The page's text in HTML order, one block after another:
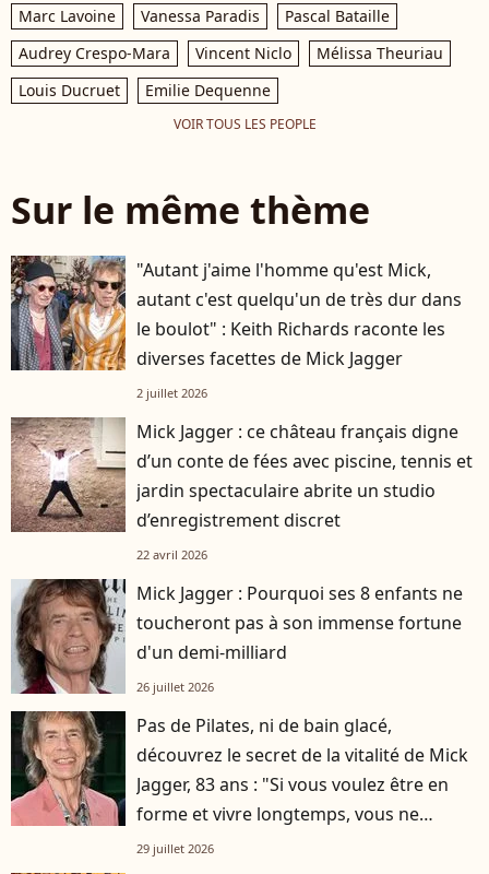
Marc Lavoine Vanessa Paradis
Pascal Bataille
Audrey Crespo-Mara
Vincent Niclo
Mélissa Theuriau
Louis Ducruet
Emilie Dequenne
VOIR TOUS LES PEOPLE
Sur le même thème
"Autant j'aime l'homme qu'est Mick,
autant c'est quelqu'un de très dur dans
le boulot" : Keith Richards raconte les
diverses facettes de Mick Jagger
2 juillet 2026
Mick Jagger : ce château français digne
d’un conte de fées avec piscine, tennis et
jardin spectaculaire abrite un studio
d’enregistrement discret
22 avril 2026
Mick Jagger : Pourquoi ses 8 enfants ne
toucheront pas à son immense fortune
d'un demi-milliard
26 juillet 2026
Pas de Pilates, ni de bain glacé,
découvrez le secret de la vitalité de Mick
Jagger, 83 ans : "Si vous voulez être en
forme et vivre longtemps, vous ne
pouvez pas…"
29 juillet 2026